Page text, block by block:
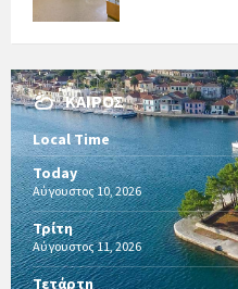
ΚΑΙΡΌΣ
Local Time
Today
Αύγουστος 10, 2026
Τρίτη
Αύγουστος 11, 2026
Τετάρτη